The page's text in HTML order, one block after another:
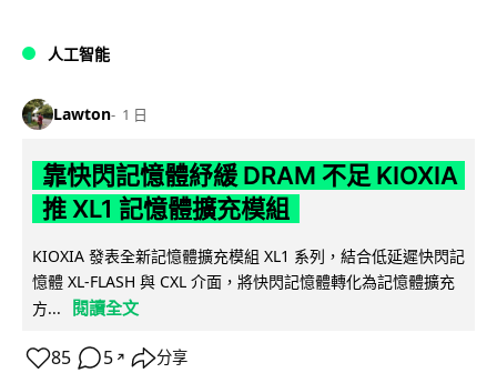
人工智能
Lawton 1 日
靠快閃記憶體紓緩 DRAM 不足 KIOXIA
推 XL1 記憶體擴充模組
KIOXIA 發表全新記憶體擴充模組 XL1 系列，結合低延遲快閃記
憶體 XL-FLASH 與 CXL 介面，將快閃記憶體轉化為記憶體擴充
方...
閱讀全文
85 5 ↗ 分享